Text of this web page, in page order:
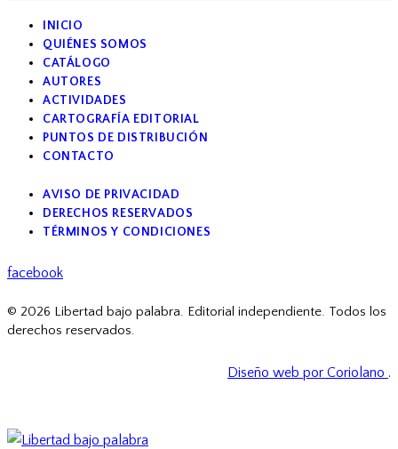
INICIO
QUIÉNES SOMOS
CATÁLOGO
AUTORES
ACTIVIDADES
CARTOGRAFÍA EDITORIAL
PUNTOS DE DISTRIBUCIÓN
CONTACTO
AVISO DE PRIVACIDAD
DERECHOS RESERVADOS
TÉRMINOS Y CONDICIONES
facebook
© 2026 Libertad bajo palabra. Editorial independiente. Todos los
derechos reservados.
Diseño web por Coriolano .